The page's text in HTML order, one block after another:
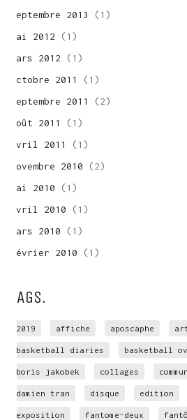
septembre 2013
(1)
mai 2012 (1)
mars 2012 (1)
octobre 2011
(1)
septembre 2011
(2)
août 2011
(1)
avril 2011
(1)
novembre 2010 (2)
mai 2010 (1)
avril 2010 (1)
mars 2010 (1)
février 2010 (1)
TAGS.
2019 affiche aposcaphe
basketball diaries basketball
boris jakobek collages
damien tran disque edition
exposition fantome-deux